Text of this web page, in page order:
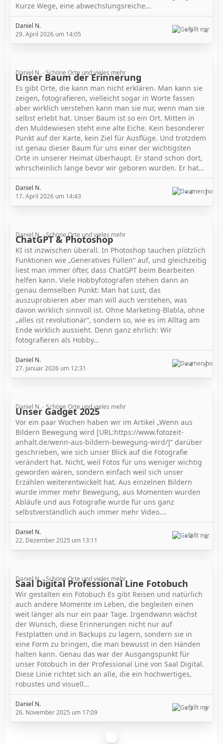
Kurze Wege, eine abwechslungsreiche…
Daniel N.
29. April 2026 um 14:05
5 4
Daniel N. - Schöne Orte und vieles mehr
Unser Baum der Erinnerung
Es gibt Orte, die kann man nicht erklären. Man kann sie
zeigen, fotografieren, vielleicht sogar in Worte fassen
aber wirklich verstehen kann man sie nur, wenn man sie
selbst erlebt hat. Unser Baum ist so ein Ort. Mitten in
den Muldewiesen steht eine alte Eiche. Kein besonderer
Punkt auf der Karte, kein Ziel für Ausflüge. Und trotzdem
ist genau dieser Baum für uns einer der wichtigsten
Orte in unserer Heimat überhaupt. Er stand schon dort,
whrscheinlich lange bevor wir geboren wurden. Er hat…
Daniel N.
17. April 2026 um 14:43
4 3
Daniel N. - Schöne Orte und vieles mehr
ChatGPT & Photoshop
KI ist inzwischen überall. In Photoshop tauchen plötzlich
Funktionen wie „Generatives Füllen“ auf, und gleichzeitig
liest man immer öfter, dass ChatGPT beim Bearbeiten
helfen kann. Viele Hobbyfotografen stehen dann an
genau demselben Punkt: Man hat Lust, das
auszuprobieren aber man will auch verstehen, was
davon wirklich sinnvoll ist. Ohne Marketing-Blabla, ohne
„alles ist revolutionär“, sondern so, wie es im Alltag am
Ende wirklich aussieht. Denn ganz ehrlich: Wir
fotografieren als Hobby…
Daniel N.
27. Januar 2026 um 12:31
4 6
Daniel N. - Schöne Orte und vieles mehr
Unser Gadget 2025
Vor ein paar Wochen haben wir im Artikel „Wenn aus
Bildern Bewegung wird [URL:https://www.fotozeit-
anhalt.de/wenn-aus-bildern-bewegung-wird/]“ darüber
geschrieben, wie sich unser Blick auf die Fotografie
verändert hat. Nicht, weil Fotos für uns weniger wichtig
geworden wären, sondern einfach weil sich unser
Erzählen weiterentwickelt hat. Aus einzelnen Bildern
wurde immer mehr Bewegung, aus Momenten wurden
Abläufe und aus Fotografie wurde für uns ganz
selbstverständlich auch immer mehr Video.…
Daniel N.
22. Dezember 2025 um 13:11
4 4
Daniel N. - Schöne Orte und vieles mehr
Saal Digital Professional Line Fotobuch
Wir gestalten ein Fotobuch Es gibt Reisen und natürlich
auch andere Momente im Leben, die begleiten einen
weit länger als nur ein paar Tage. Irgendwann wächst
der Wunsch, diese Erinnerungen nicht nur auf
Festplatten und in Backups zu lagern, sondern sie in
eine Form zu bringen, die man bewusst in den Händen
halten kann. Genau das war der Ausgangspunkt für
unser Fotobuch in der Professional Line von Saal Digital.
Diese Linie richtet sich an alle, die ein hochwertiges,
robustes und visuell…
Daniel N.
26. November 2025 um 17:09
3 0